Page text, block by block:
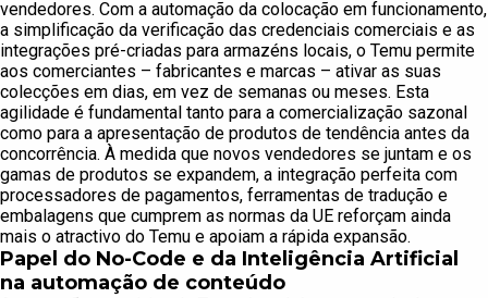
vendedores. Com a automação da colocação em funcionamento,
a simplificação da verificação das credenciais comerciais e as
integrações pré-criadas para armazéns locais, o Temu permite
aos comerciantes – fabricantes e marcas – ativar as suas
colecções em dias, em vez de semanas ou meses. Esta
agilidade é fundamental tanto para a comercialização sazonal
como para a apresentação de produtos de tendência antes da
concorrência. À medida que novos vendedores se juntam e os
gamas de produtos se expandem, a integração perfeita com
processadores de pagamentos, ferramentas de tradução e
embalagens que cumprem as normas da UE reforçam ainda
mais o atractivo do Temu e apoiam a rápida expansão.
Papel do No-Code e da Inteligência Artificial
na automação de conteúdo